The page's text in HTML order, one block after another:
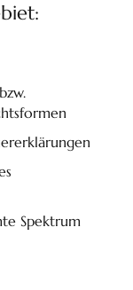
Spektrum